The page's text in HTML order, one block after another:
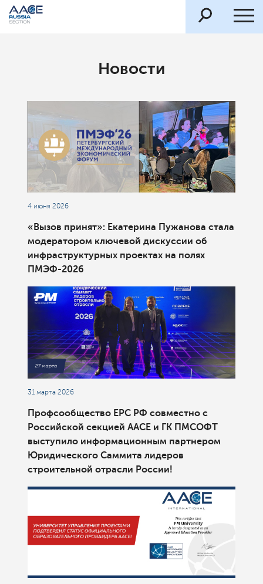
Новости
4 июня 2026
«Вызов принят»: Екатерина Пужанова стала
модератором ключевой дискуссии об
инфраструктурных проектах на полях
ПМЭФ-2026
31 марта 2026
Профсообщество ЕРС РФ совместно с
Российской секцией ААСЕ и ГК ПМСОФТ
выступило информационным партнером
Юридического Саммита лидеров
строительной отрасли России!